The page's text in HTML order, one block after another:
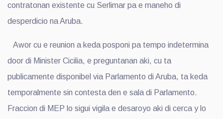
contratonan existente cu Serlimar pa e maneho di
desperdicio na Aruba.
Awor cu e reunion a keda posponi pa tempo indetermina
door di Minister Cicilia, e preguntanan aki, cu ta
publicamente disponibel via Parlamento di Aruba, ta keda
temporalmente sin contesta den e sala di Parlamento.
Fraccion di MEP lo sigui vigila e desaroyo aki di cerca y lo